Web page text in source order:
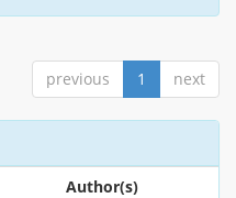
previous 1 next
Author(s)